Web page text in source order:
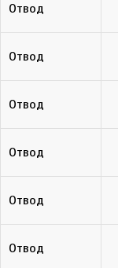
Отвод
Отвод
Отвод
Отвод
Отвод
Отвод